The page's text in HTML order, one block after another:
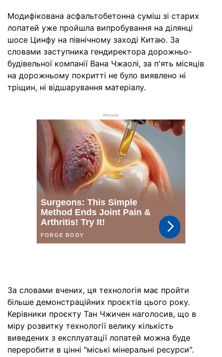
Модифікована асфальтобетонна суміш зі старих
лопатей уже пройшла випробування на ділянці
шосе Цинфу на північному заході Китаю. За
словами заступника гендиректора дорожньо-
будівельної компанії Вана Чжаолі, за п'ять місяців
на дорожньому покритті не було виявлено ні
тріщин, ні відшарування матеріалу.
РЕКЛАМА
За словами вчених, ця технологія має пройти
більше демонстраційних проєктів цього року.
Керівники проєкту Тан Чжичен наголосив, що в
міру розвитку технології велику кількість
виведених з експлуатації лопатей можна буде
переробити в цінні "міські мінеральні ресурси".